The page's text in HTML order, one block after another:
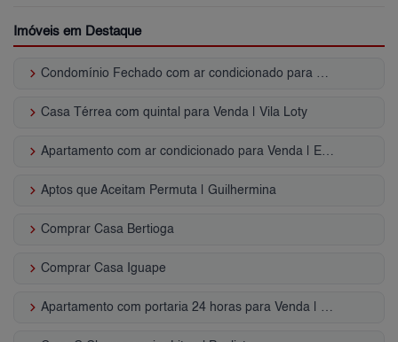
Imóveis em Destaque
keyboard_arrow_right Condomínio Fechado com ar condicionado para Venda | Praia da Lagoinha
keyboard_arrow_right Casa Térrea com quintal para Venda | Vila Loty
keyboard_arrow_right Apartamento com ar condicionado para Venda | Enseada
keyboard_arrow_right Aptos que Aceitam Permuta | Guilhermina
keyboard_arrow_right Comprar Casa Bertioga
keyboard_arrow_right Comprar Casa Iguape
keyboard_arrow_right Apartamento com portaria 24 horas para Venda | Itararé